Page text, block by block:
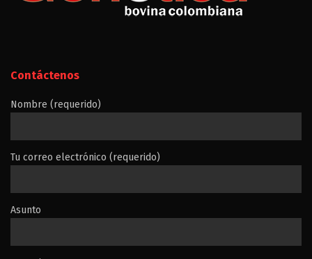
Contáctenos
Nombre (requerido)
Tu correo electrónico (requerido)
Asunto